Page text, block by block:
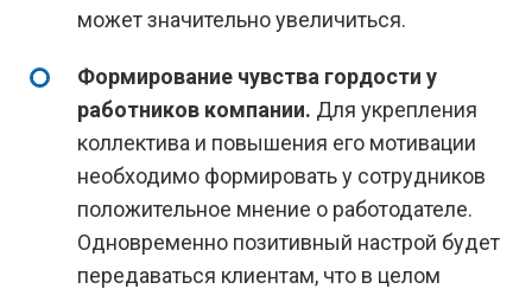
может значительно увеличиться.
Формирование чувства гордости у
работников компании. Для укрепления
коллектива и повышения его мотивации
необходимо формировать у сотрудников
положительное мнение о работодателе.
Одновременно позитивный настрой будет
передаваться клиентам, что в целом